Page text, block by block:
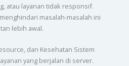
atau layanan tidak responsif.
masalah-masalah ini
lebih awal.
dan Kesehatan Sistem
yang berjalan di server.